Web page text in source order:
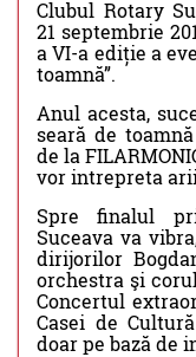
Clubul Rotary
21 septembrie
a VI-a ediție a
toamnă”.
Anul acesta,
seară de
de la
vor intrepreta
Spre finalul
Suceava va
dirijorilor
orchestra şi
Concertul
Casei de
doar pe bază de